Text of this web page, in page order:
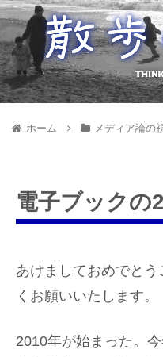
ホーム メディア論の
電子ブックの
あけましておめでと
くお願いいたします。
2010年が始まった。